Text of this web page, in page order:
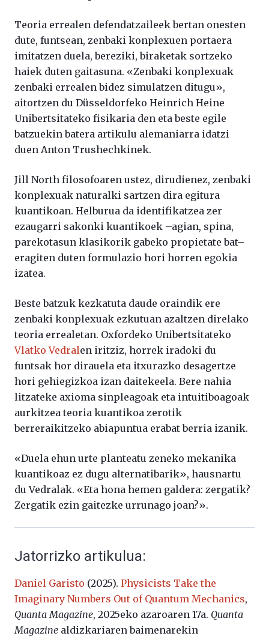
Teoria errealen defendatzaileek bertan onesten
dute, funtsean, zenbaki konplexuen portaera
imitatzen duela, bereziki, biraketak sortzeko
haiek duten gaitasuna. «Zenbaki konplexuak
zenbaki errealen bidez simulatzen ditugu»,
aitortzen du Düsseldorfeko Heinrich Heine
Unibertsitateko fisikaria den eta beste egile
batzuekin batera artikulu alemaniarra idatzi
duen Anton Trushechkinek.
Jill North filosofoaren ustez, dirudienez, zenbaki
konplexuak naturalki sartzen dira egitura
kuantikoan. Helburua da identifikatzea zer
ezaugarri sakonki kuantikoek –agian, spina,
parekotasun klasikorik gabeko propietate bat–
eragiten duten formulazio hori horren egokia
izatea.
Beste batzuk kezkatuta daude oraindik ere
zenbaki konplexuak ezkutuan azaltzen direlako
teoria errealetan. Oxfordeko Unibertsitateko
Vlatko Vedralen iritziz, horrek iradoki du
funtsak hor dirauela eta itxurazko desagertze
hori gehiegizkoa izan daitekeela. Bere nahia
litzateke axioma sinpleagoak eta intuitiboagoak
aurkitzea teoria kuantikoa zerotik
berreraikitzeko abiapuntua erabat berria izanik.
«Duela ehun urte planteatu zeneko mekanika
kuantikoaz ez dugu alternatibarik», hausnartu
du Vedralak. «Eta hona hemen galdera: zergatik?
Zergatik ezin gaitezke urrunago joan?».
Jatorrizko artikulua:
Daniel Garisto (2025). Physicists Take the
Imaginary Numbers Out of Quantum Mechanics,
Quanta Magazine, 2025eko azaroaren 17a. Quanta
Magazine aldizkariaren baimenarekin